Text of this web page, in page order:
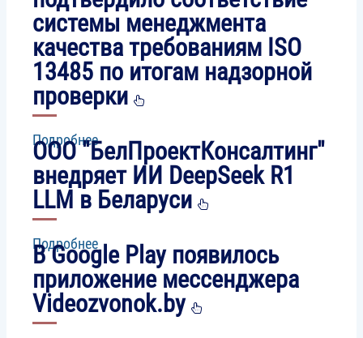
системы менеджмента
качества требованиям ISO
13485 по итогам надзорной
проверки
Подробнеео
ООО
"НПП
Биотех-
М"
подтвердило
системы
менеджмента
качества
требованиям
ISO
13485
ООО "БелПроектКонсалтинг"
внедряет ИИ DeepSeek R1
LLM в Беларуси
Подробнее о
ООО
"БелПроектКонсалтинг"
внедряет
ИИ
DeepSeek
В Google Play появилось
приложение мессенджера
Videozvonok.by